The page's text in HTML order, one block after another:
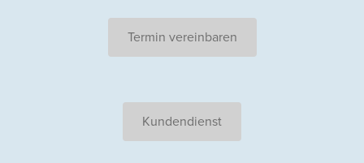
Termin vereinbaren
Kundendienst